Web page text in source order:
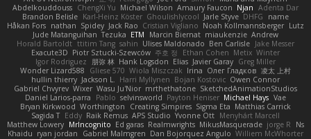
Abdelkouddouss ChengXi Yu Michael Wilson Amaury Faucon Njan Adenta Dar
Brandon Belisle Karl-Heinz Köster Ghoulishlycool Jarle Styve DHFG
name
Håkan Fors nathan Spidey Jack Rao Cristian Vigliano Noah Kollmannsberger Lutz
Jude Matanguihan Tezuka ETM Marcin Biernat miaukenzie Andrew
Horald Bartoldt ttitim Tang sahin Ulises Maldonado Ben Carlisle Jake Messer
Exacute3D Piotr Sztucki-Szewców 주호 정 Ethan Cohen Metix Winter
Igor Rodriguez
朋弥 林 Hank Logsdon Elias Javier Garay Greg Miller
Wonder Lizard588
Gliese 570 Wiola Miszczak Irina Олег Гладков 凌太 上村
hullin thierry Jackson L. Harri Myllynen Bojan Kostovic Owen Connor
Gabriel Chvyrev Wixer Wasu Ju'Nior mrthethatone SketchedAnimationStudios
Daniel Larios-parra
Pablo selvinsworld Payton Heniser Michael Hays Vae
Bryan Kirkwood Worthington Creating Simpires Sigma Eta Matthias Carrick
Sagida T Eddy Raik Remus APS Studio Yvonne Ott Menyhárt Marcell
Matthew Lowery MrIncognito Ed garas Realmwrights MikusMasquerade jorge R
Ns
Khaidu ryan jordan Gabriel Malmgren Dan Bojorquez Angulo Williem McWhorter